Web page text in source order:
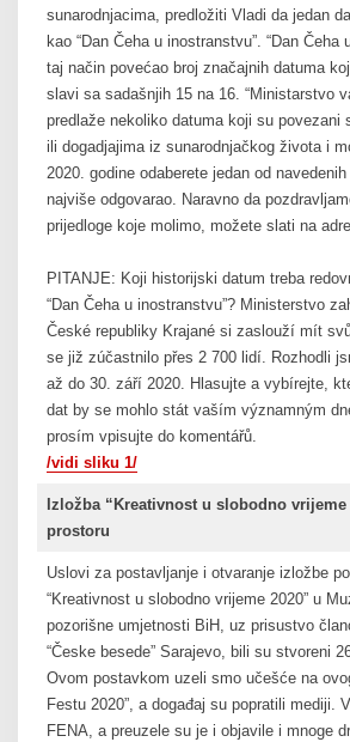
sunarodnjacima, predložiti Vladi da jedan
kao “Dan Čeha u inostranstvu”. “Dan Čeha
taj način povećao broj značajnih datuma
slavi sa sadašnjih 15 na 16. “Ministarstvo
predlaže nekoliko datuma koji su povezani
ili dogadjajima iz sunarodnjačkog života i
2020. godine odaberete jedan od
najviše odgovarao. Naravno da
prijedloge koje molimo, možete slati na
PITANJE: Koji historijski datum treba
“Dan Čeha u inostranstvu”? Ministerstvo
České republiky Krajané si zaslouží mít
se již zúčastnilo přes 2 700 lidí. Rozhodli
až do 30. září 2020. Hlasujte a vybírejte,
dat by se mohlo stát vaším významným
prosím vpisujte do komentářů.
/vidi sliku 1/
Izložba “Kreativnost u slobodno vrijeme
prostoru
Uslovi za postavljanje i otvaranje izložbe
“Kreativnost u slobodno vrijeme 2020” u
pozorišne umjetnosti BiH, uz prisustvo
“Česke besede” Sarajevo, bili su stvoreni
Ovom postavkom uzeli smo učešće na
Festu 2020”, a događaj su popratili mediji.
FENA, a preuzele su je i objavile i mnoge